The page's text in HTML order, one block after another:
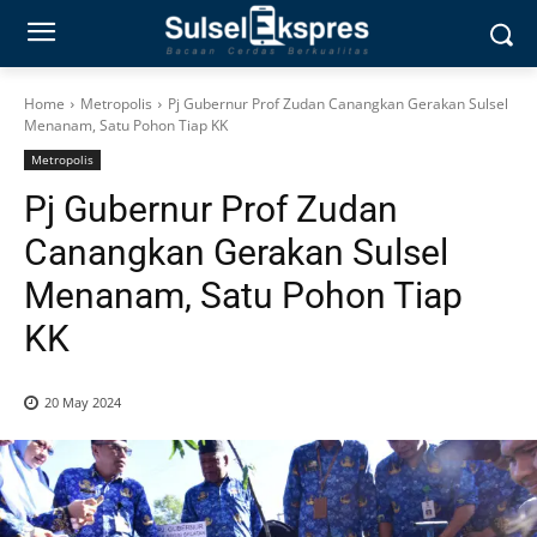
Home Metropolis
Pj Gubernur Prof Zudan Canangkan Gerakan Sulsel
Menanam, Satu Pohon Tiap KK
Metropolis
Pj Gubernur Prof Zudan
Canangkan Gerakan Sulsel
Menanam, Satu Pohon Tiap
KK
20 May 2024